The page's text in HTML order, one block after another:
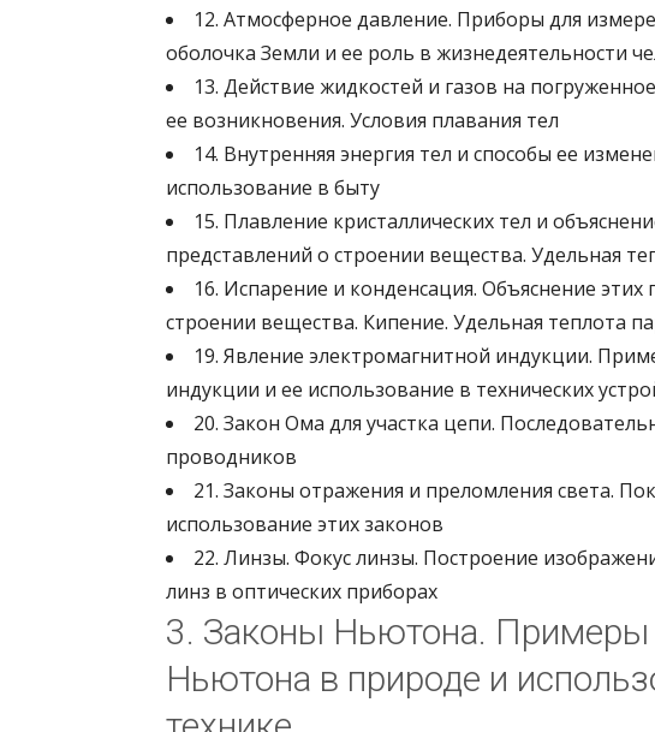
12. Атмосферное давление. Приборы для
оболочка Земли и ее роль в жизнедеятельности
13. Действие жидкостей и газов на
ее возникновения. Условия плавания тел
14. Внутренняя энергия тел и способы ее
использование в быту
15. Плавление кристаллических тел и
представлений о строении вещества. Удельная
16. Испарение и конденсация. Объяснение
строении вещества. Кипение. Удельная теплота
19. Явление электромагнитной индукции.
индукции и ее использование в технических
20. Закон Ома для участка цепи.
проводников
21. Законы отражения и преломления света.
использование этих законов
22. Линзы. Фокус линзы. Построение
линз в оптических приборах
3. Законы Ньютона. Примеры
Ньютона в природе и